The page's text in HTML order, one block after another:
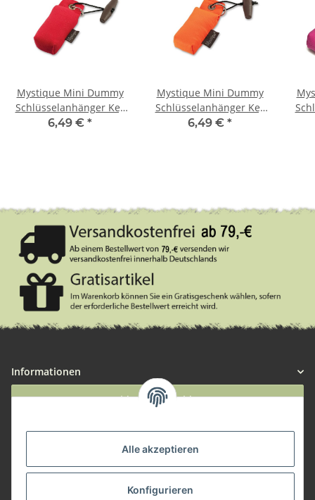
Alle akzeptieren
Konfigurieren
Mystique Mini Dummy
Schlüsselanhänger Key
Case rot
6,49 € *
Mystique Mini Dummy
Schlüsselanhänger Key
Case orange
6,49 € *
Informationen
Widerruf anmelden
Herstellerinformationen